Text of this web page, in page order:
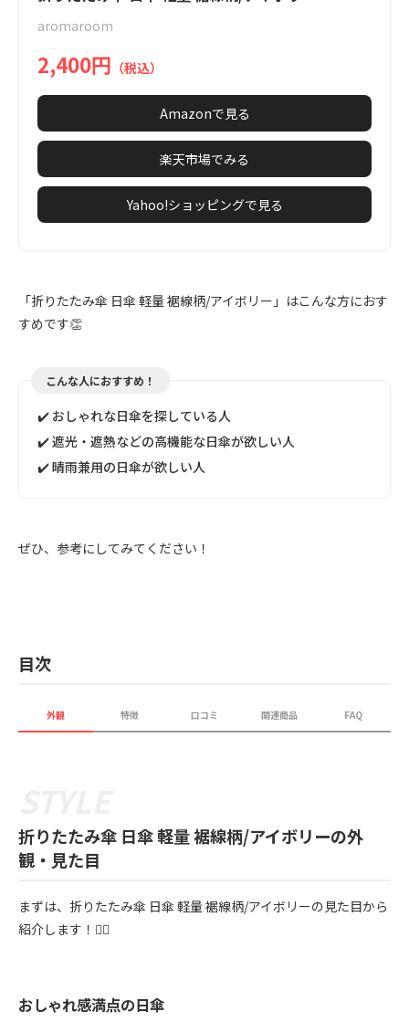
9
aromaroom
2,400円 （税込）
Amazonで見る
楽天市場でみる
Yahoo!ショッピングで見る
「折りたたみ傘 日傘 軽量 裾線柄/アイボリー」はこんな方におす
すめです👏
こんな人におすすめ！
✔️ おしゃれな日傘を探している人
✔️ 遮光・遮熱などの高機能な日傘が欲しい人
✔️ 晴雨兼用の日傘が欲しい人
ぜひ、参考にしてみてください！
目次
外観 特徴 口コミ 関連商品 FAQ
折りたたみ傘 日傘 軽量 裾線柄/アイボリーの外
観・見た目
まずは、折りたたみ傘 日傘 軽量 裾線柄/アイボリーの見た目から
紹介します！💁‍♀️
おしゃれ感満点の日傘